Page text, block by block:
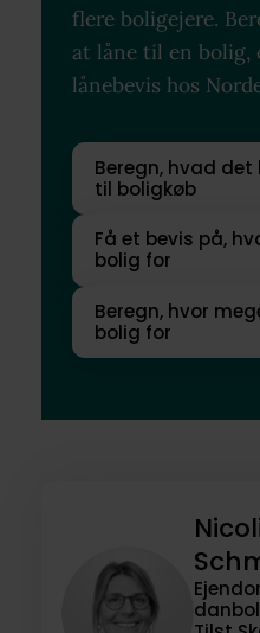
flere boligejere.
at låne til en bolig,
lånebevis hos
Beregn, hvad
til boligkøb
Få et bevis på,
bolig for
Beregn, hvor
bolig for